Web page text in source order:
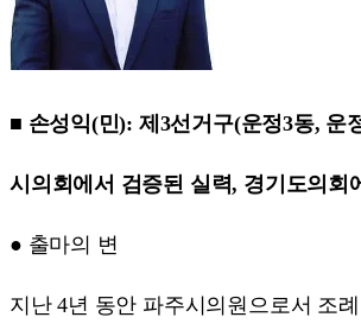
■ 손성익(민): 제3선거구(운정3동, 운
시의회에서 검증된 실력, 경기도의회
● 출마의 변
지난 4년 동안 파주시의원으로서 조